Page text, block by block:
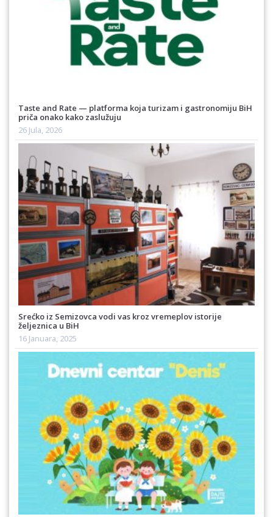
Taste and Rate — platforma koja turizam i gastronomiju BiH
priča onako kako zaslužuju
26 Jula, 2026
Srećko iz Semizovca vodi vas kroz vremeplov istorije
željeznica u BiH
16 Januara, 2025